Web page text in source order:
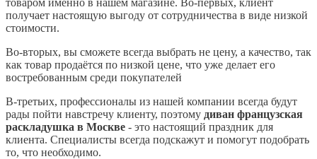
получает настоящую выгоду от сотрудничества в виде низкой
стоимости.
Во-вторых, вы сможете всегда выбрать не цену, а качество, так
как товар продаётся по низкой цене, что уже делает его
востребованным среди покупателей
В-третьих, профессионалы из нашей компании всегда будут
рады пойти навстречу клиенту, поэтому диван французская
раскладушка в Москве - это настоящий праздник для
клиента. Специалисты всегда подскажут и помогут подобрать
то, что необходимо.